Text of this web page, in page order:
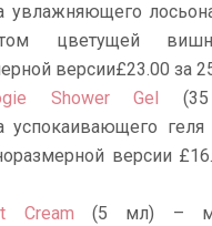
увлажняющего
цветущей
версии£23.00 за
Shower Gel
успокаивающего
версии
Cream (5 мл) –